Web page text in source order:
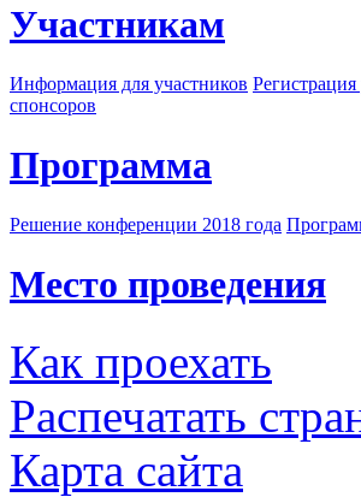
Участникам
Информация для участников Регистрация
спонсоров
Программа
Решение конференции 2018 года
Место проведения
Как проехать
Распечатать
Карта сайта